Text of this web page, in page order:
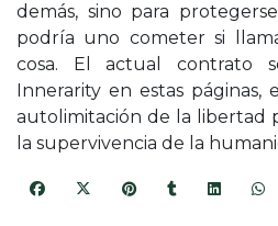
demás, sino para
podría uno cometer si
cosa. El actual contrato
Innerarity en estas páginas,
autolimitación de la libertad
la supervivencia de la